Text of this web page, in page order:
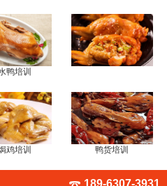
鸭培训
鸡培训 鸭货培训